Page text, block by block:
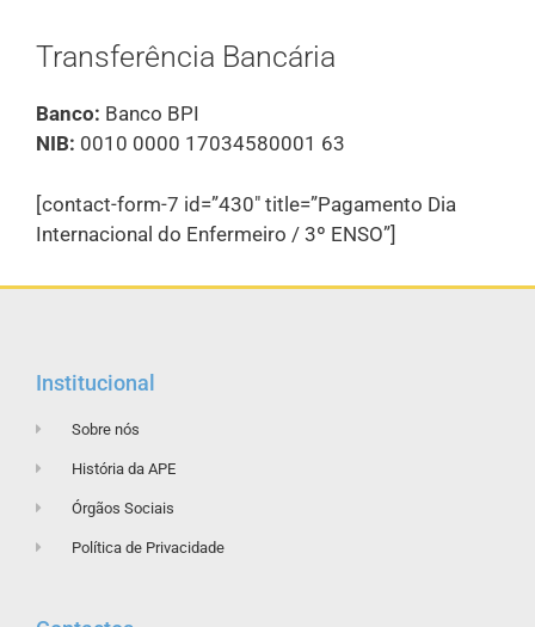
Transferência Bancária
Banco: Banco BPI
NIB: 0010 0000 17034580001 63
[contact-form-7 id=”430″ title=”Pagamento Dia
Internacional do Enfermeiro / 3º ENSO”]
Institucional
Sobre nós
História da APE
Órgãos Sociais
Política de Privacidade